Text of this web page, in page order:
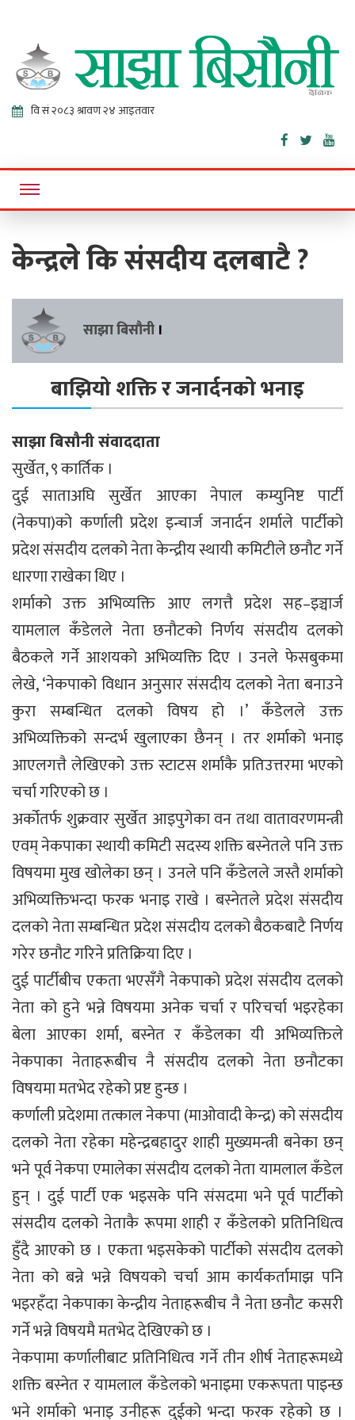
Sajha
Bisaunee
Online News Portal
केन्द्रले कि संसदीय दलबाटै ?
साझा बिसौनी ।
बाझियो शक्ति र जनार्दनको भनाइ
साझा बिसौनी संवाददाता
सुर्खेत, ९ कार्तिक ।
दुई साताअघि सुर्खेत आएका नेपाल कम्युनिष्ट पार्टी
(नेकपा)को कर्णाली प्रदेश इन्चार्ज जनार्दन शर्माले पार्टीको
प्रदेश संसदीय दलको नेता केन्द्रीय स्थायी कमिटीले छनौट गर्ने
धारणा राखेका थिए ।
शर्माको उक्त अभिव्यक्ति आए लगत्तै प्रदेश सह–इञ्चार्ज
यामलाल कँडेलले नेता छनौटको निर्णय संसदीय दलको
बैठकले गर्ने आशयको अभिव्यक्ति दिए । उनले फेसबुकमा
लेखे, ‘नेकपाको विधान अनुसार संसदीय दलको नेता बनाउने
कुरा सम्बन्धित दलको विषय हो ।’ कँडेलले उक्त
अभिव्यक्तिको सन्दर्भ खुलाएका छैनन् । तर शर्माको भनाइ
आएलगत्तै लेखिएको उक्त स्टाटस शर्माकै प्रतिउत्तरमा भएको
चर्चा गरिएको छ ।
अर्कोतर्फ शुक्रवार सुर्खेत आइपुगेका वन तथा वातावरणमन्त्री
एवम् नेकपाका स्थायी कमिटी सदस्य शक्ति बस्नेतले पनि उक्त
विषयमा मुख खोलेका छन् । उनले पनि कँडेलले जस्तै शर्माको
अभिव्यक्तिभन्दा फरक भनाइ राखे । बस्नेतले प्रदेश संसदीय
दलको नेता सम्बन्धित प्रदेश संसदीय दलको बैठकबाटै निर्णय
गरेर छनौट गरिने प्रतिक्रिया दिए ।
दुई पार्टीबीच एकता भएसँगै नेकपाको प्रदेश संसदीय दलको
नेता को हुने भन्ने विषयमा अनेक चर्चा र परिचर्चा भइरहेका
बेला आएका शर्मा, बस्नेत र कँडेलका यी अभिव्यक्तिले
नेकपाका नेताहरूबीच नै संसदीय दलको नेता छनौटका
विषयमा मतभेद रहेको प्रष्ट हुन्छ ।
कर्णाली प्रदेशमा तत्काल नेकपा (माओवादी केन्द्र) को संसदीय
दलको नेता रहेका महेन्द्रबहादुर शाही मुख्यमन्त्री बनेका छन्
भने पूर्व नेकपा एमालेका संसदीय दलको नेता यामलाल कँडेल
हुन् । दुई पार्टी एक भइसके पनि संसदमा भने पूर्व पार्टीको
संसदीय दलको नेताकै रूपमा शाही र कँडेलको प्रतिनिधित्व
हुँदै आएको छ । एकता भइसकेको पार्टीको संसदीय दलको
नेता को बन्ने भन्ने विषयको चर्चा आम कार्यकर्तामाझ पनि
भइरहँदा नेकपाका केन्द्रीय नेताहरूबीच नै नेता छनौट कसरी
गर्ने भन्ने विषयमै मतभेद देखिएको छ ।
नेकपामा कर्णालीबाट प्रतिनिधित्व गर्ने तीन शीर्ष नेताहरूमध्ये
शक्ति बस्नेत र यामलाल कँडेलको भनाइमा एकरूपता पाइन्छ
भने शर्माको भनाइ उनीहरू दुईको भन्दा फरक रहेको छ ।